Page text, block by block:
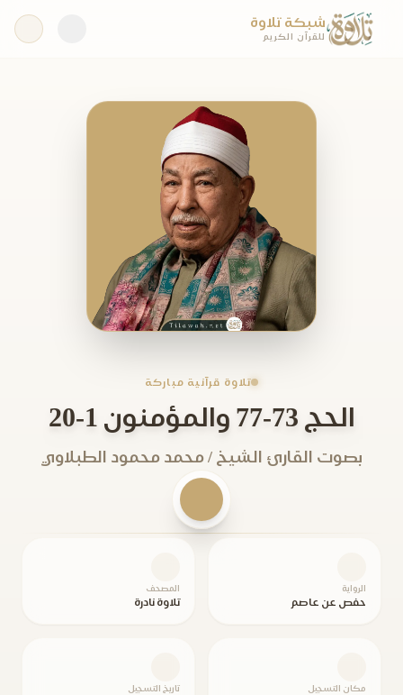
شبكة تلاوة
للقرآن الكريم
تلاوة قرآنية مباركة
الحج 73-77 والمؤمنون 1-20
بصوت القارئ الشيخ / محمد محمود الطبلاوي
الرواية
حفص عن عاصم
المصحف
تلاوة نادرة
مكان التسجيل تاريخ التسجيل